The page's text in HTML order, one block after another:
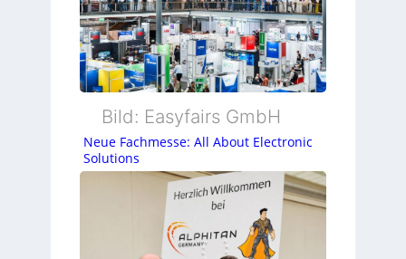
Bild: Easyfairs GmbH
Neue Fachmesse: All About Electronic
Solutions